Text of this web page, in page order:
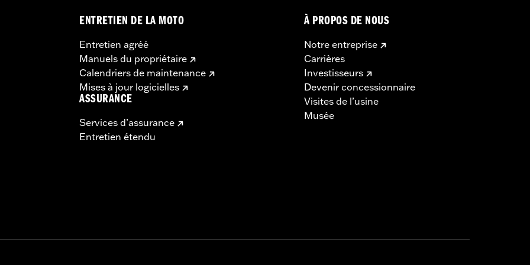
supplémentaires
et rehausseurs peut nécessiter le changement des câbles d’embrayage et/ou d'accélérateur
certains modèles. La hauteur du guidon est réglementée dans de nombreux pays. Vérifiez la
ENTRETIEN DE LA MOTO
Entretien agréé
Manuels du propriétaire
Calendriers de maintenance
Mises à jour logicielles
ASSURANCE
Services d’assurance
Entretien étendu
À PROPOS DE NOUS
Notre entreprise
Carrières
Investisseurs
Devenir concessionnaire
Visites de l’usine
Musée